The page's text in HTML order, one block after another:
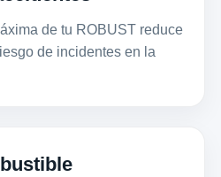
de tu ROBUST reduce
de incidentes en la